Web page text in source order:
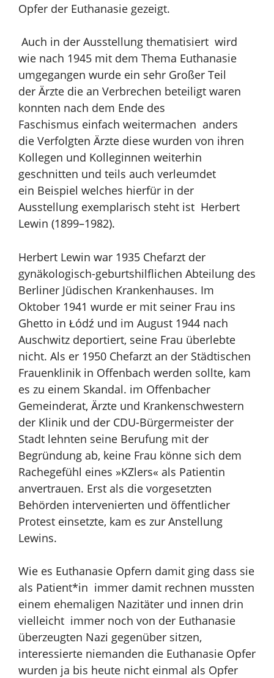
Opfer der Euthanasie gezeigt.
Auch in der Ausstellung thematisiert wird
wie nach 1945 mit dem Thema Euthanasie
umgegangen wurde ein sehr Großer Teil
der Ärzte die an Verbrechen beteiligt waren
konnten nach dem Ende des
Faschismus einfach weitermachen anders
die Verfolgten Ärzte diese wurden von ihren
Kollegen und Kolleginnen weiterhin
geschnitten und teils auch verleumdet
ein Beispiel welches hierfür in der
Ausstellung exemplarisch steht ist Herbert
Lewin (1899–1982).
Herbert Lewin war 1935 Chefarzt der
gynäkologisch-geburtshilflichen Abteilung des
Berliner Jüdischen Krankenhauses. Im
Oktober 1941 wurde er mit seiner Frau ins
Ghetto in Łódź und im August 1944 nach
Auschwitz deportiert, seine Frau überlebte
nicht. Als er 1950 Chefarzt an der Städtischen
Frauenklinik in Offenbach werden sollte, kam
es zu einem Skandal. im Offenbacher
Gemeinderat, Ärzte und Krankenschwestern
der Klinik und der CDU-Bürgermeister der
Stadt lehnten seine Berufung mit der
Begründung ab, keine Frau könne sich dem
Rachegefühl eines »KZlers« als Patientin
anvertrauen. Erst als die vorgesetzten
Behörden intervenierten und öffentlicher
Protest einsetzte, kam es zur Anstellung
Lewins.
Wie es Euthanasie Opfern damit ging dass sie
als Patient*in immer damit rechnen mussten
einem ehemaligen Nazitäter und innen drin
vielleicht immer noch von der Euthanasie
überzeugten Nazi gegenüber sitzen,
interessierte niemanden die Euthanasie Opfer
wurden ja bis heute nicht einmal als Opfer